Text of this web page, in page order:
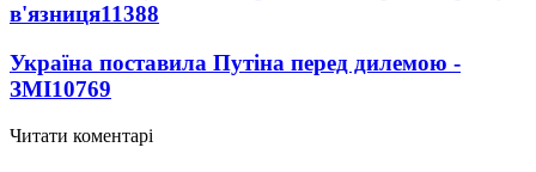
в'язниця11388
Україна поставила Путіна перед дилемою -
ЗМІ10769
Читати коментарі